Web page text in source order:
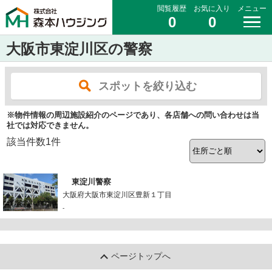
閲覧履歴
0
お気に入り
0
メニュー
大阪市東淀川区の警察
スポットを絞り込む
※物件情報の周辺施設紹介のページであり、各店舗への問い合わせは当
社では対応できません。
該当件数1件
東淀川警察
大阪府大阪市東淀川区豊新１丁目
-
ページトップへ